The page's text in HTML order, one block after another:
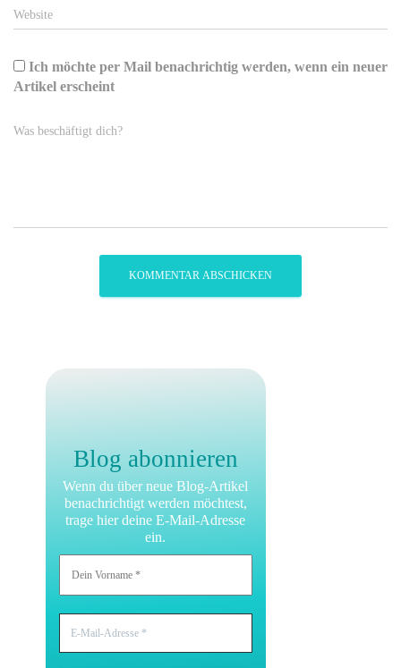
Website
Ich möchte per Mail benachrichtig werden, wenn ein neuer
Artikel erscheint
Was beschäftigt dich?
Blog abonnieren
Wenn du über neue Blog-Artikel
benachrichtigt werden möchtest,
trage hier deine E-Mail-Adresse
ein.